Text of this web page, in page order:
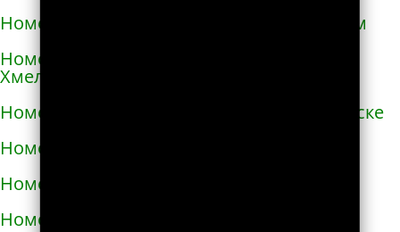
Номера телефонов такси в Первомайском
Номера телефонов такси в Переяславе-
Хмельницком
Номера телефонов такси в Першотравенске
Номера телефонов такси в Пирятине
Номера телефонов такси в Подгородном
Номера телефонов такси в Подольске